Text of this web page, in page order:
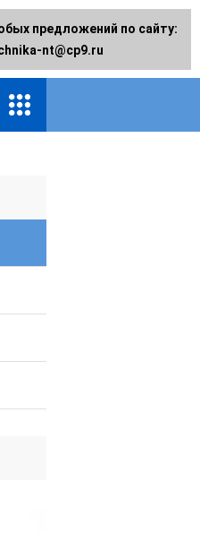
предложений по сайту:
nt@cp9.ru